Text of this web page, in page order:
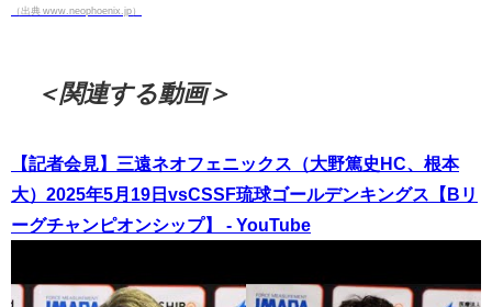
（出典 www.neophoenix.jp）
＜関連する動画＞
【記者会見】三遠ネオフェニックス（大野篤史HC、根本
大）2025年5月19日vsCSSF琉球ゴールデンキングス【Bリ
ーグチャンピオンシップ】 - YouTube